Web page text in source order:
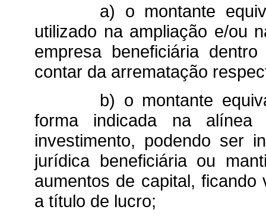
a) o montante
utilizado na ampliação e/ou
empresa beneficiária
contar da arrematação
b) o montante
forma indicada na alínea
investimento, podendo ser
jurídica beneficiária ou
aumentos de capital,
a título de lucro;